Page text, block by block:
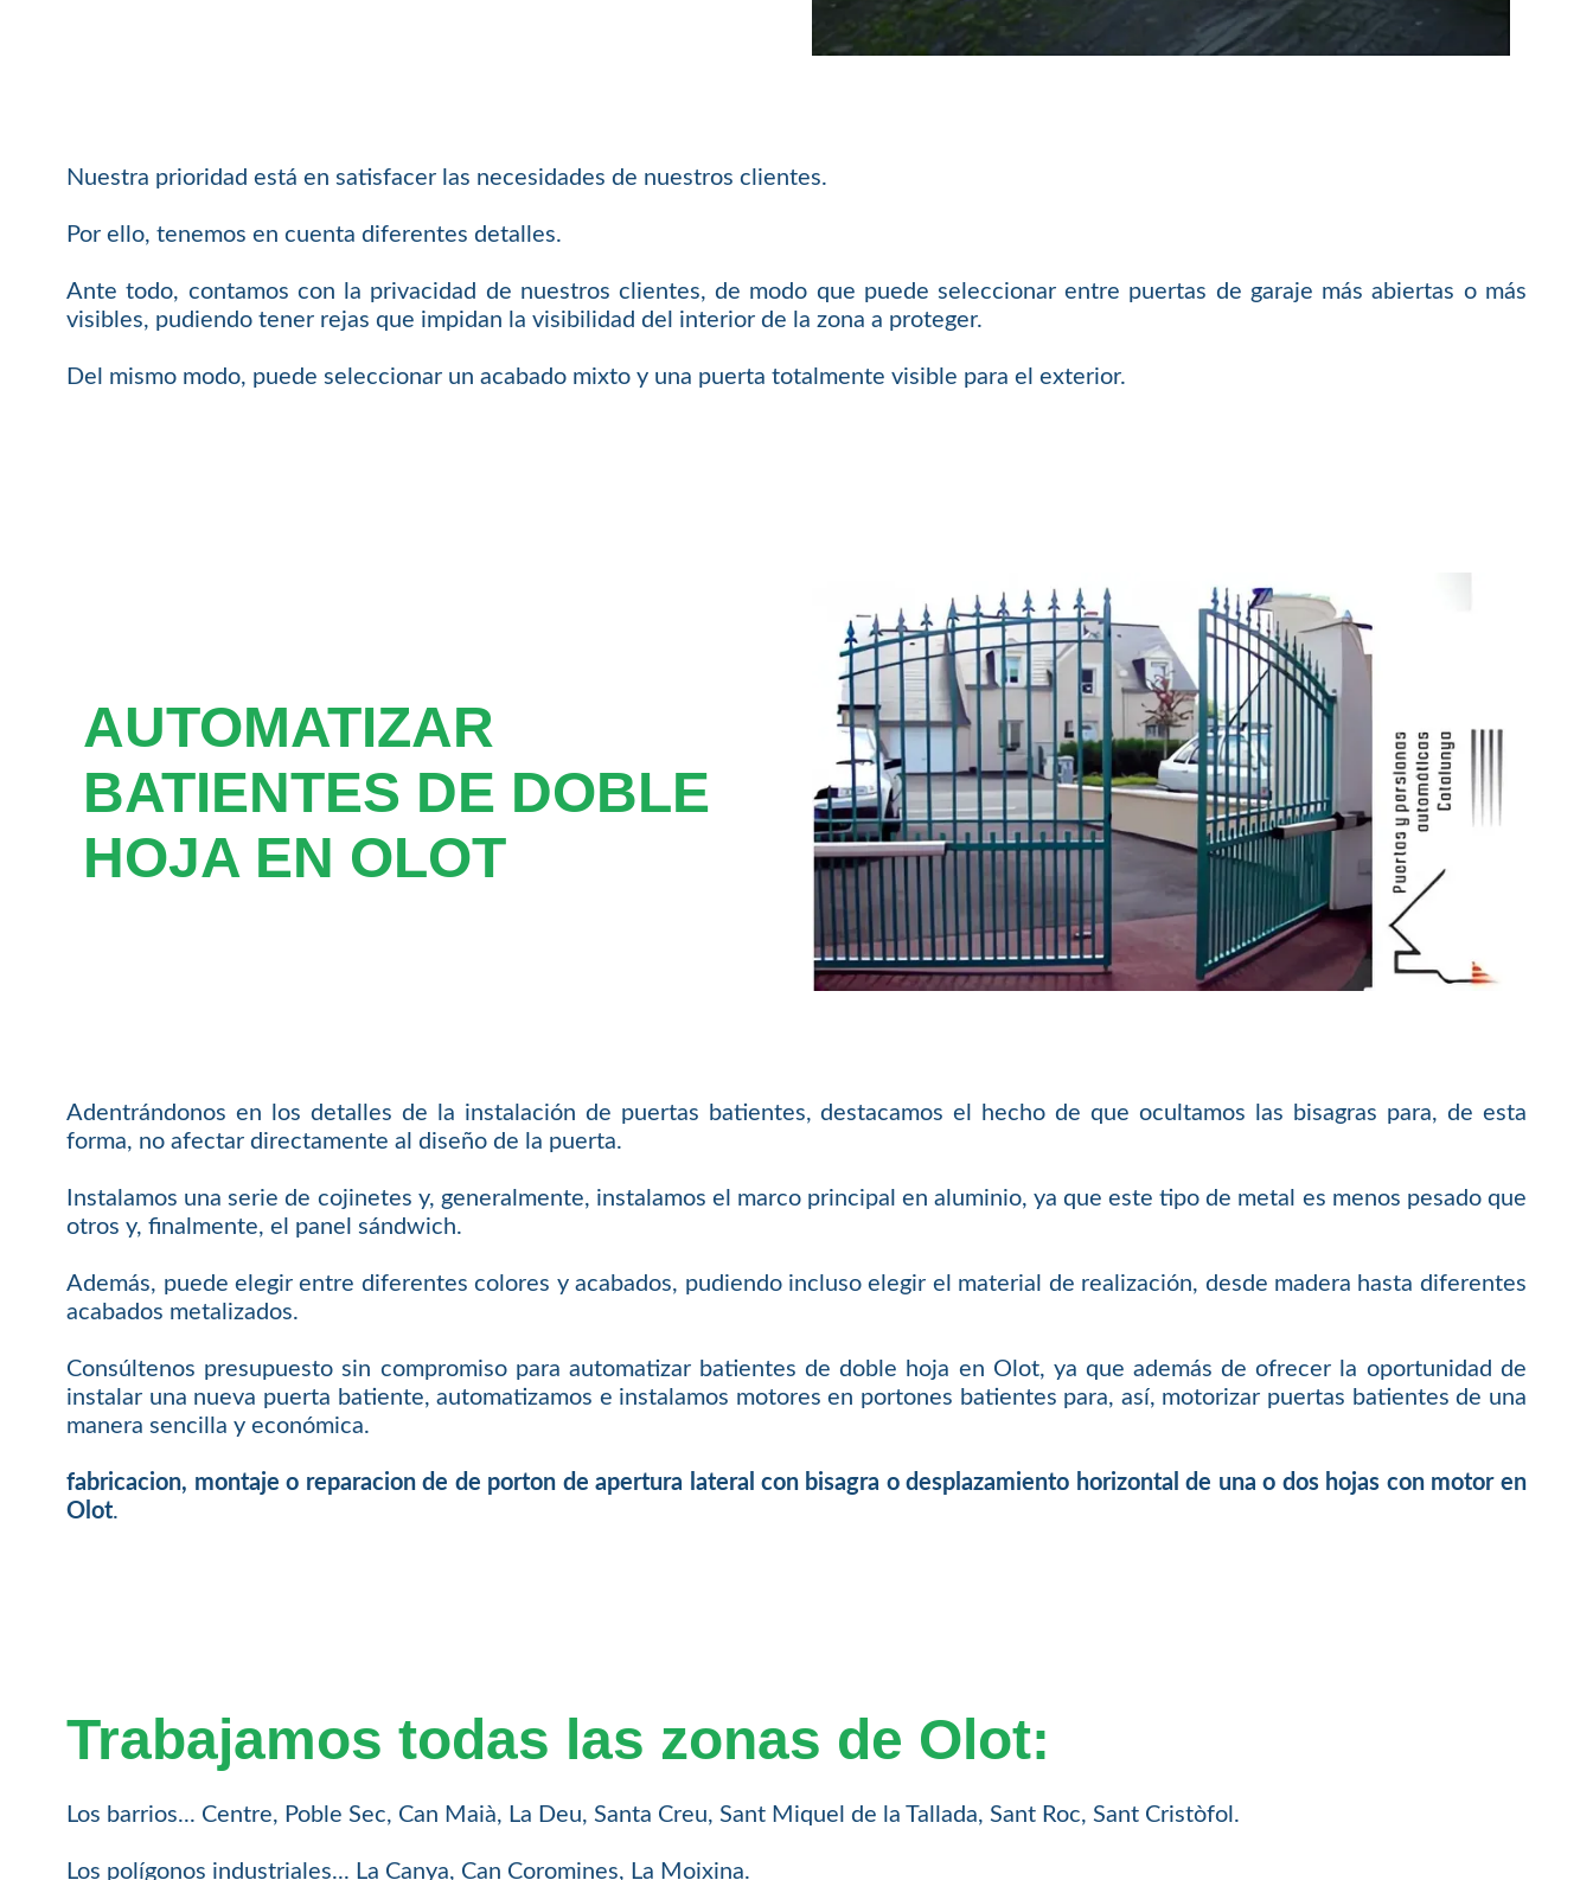
Nuestra prioridad está en satisfacer las necesidades de nuestros clientes.
Por ello, tenemos en cuenta diferentes detalles.
Ante todo, contamos con la privacidad de nuestros clientes, de modo que puede seleccionar entre puertas de garaje más abiertas o más
visibles, pudiendo tener rejas que impidan la visibilidad del interior de la zona a proteger.
Del mismo modo, puede seleccionar un acabado mixto y una puerta totalmente visible para el exterior.
AUTOMATIZAR
BATIENTES DE DOBLE
HOJA EN OLOT
Adentrándonos en los detalles de la instalación de puertas batientes, destacamos el hecho de que ocultamos las bisagras para, de esta
forma, no afectar directamente al diseño de la puerta.
Instalamos una serie de cojinetes y, generalmente, instalamos el marco principal en aluminio, ya que este tipo de metal es menos pesado que
otros y, finalmente, el panel sándwich.
Además, puede elegir entre diferentes colores y acabados, pudiendo incluso elegir el material de realización, desde madera hasta diferentes
acabados metalizados.
Consúltenos presupuesto sin compromiso para automatizar batientes de doble hoja en Olot, ya que además de ofrecer la oportunidad de
instalar una nueva puerta batiente, automatizamos e instalamos motores en portones batientes para, así, motorizar puertas batientes de una
manera sencilla y económica.
fabricacion, montaje o reparacion de de porton de apertura lateral con bisagra o desplazamiento horizontal de una o dos hojas con motor en
Olot.
Trabajamos todas las zonas de Olot:
Los barrios... Centre, Poble Sec, Can Maià, La Deu, Santa Creu, Sant Miquel de la Tallada, Sant Roc, Sant Cristòfol.
Los polígonos industriales... La Canya, Can Coromines, La Moixina.